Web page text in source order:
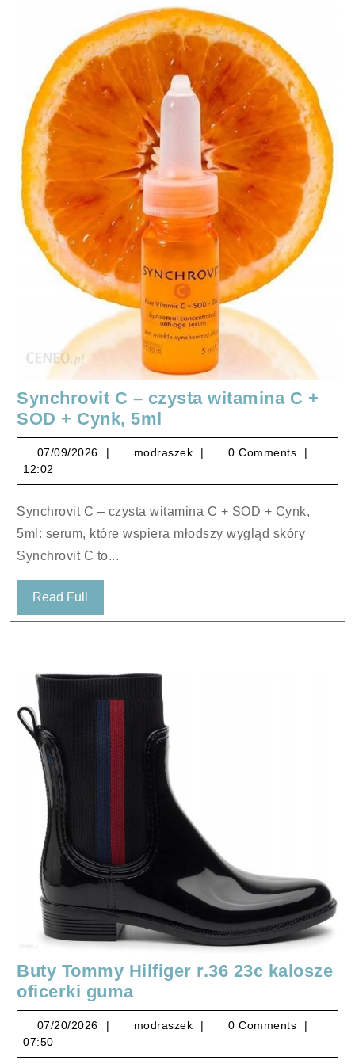
Synchrovit C – czysta witamina C +
SOD + Cynk, 5ml
C
–
czysta
C
+
5ml
07/09/2026 07/09/2026
modraszek modraszek
0 Comments
12:02
Synchrovit C – czysta witamina C + SOD + Cynk,
5ml: serum, które wspiera młodszy wygląd skóry
Synchrovit C to...
Read Full
Full
Buty Tommy Hilfiger r.36 23c kalosze
oficerki gumaButy
Tommy
Hilfiger
r.36
07/20/2026 07/20/2026
modraszek modraszek
0 Comments
07:50